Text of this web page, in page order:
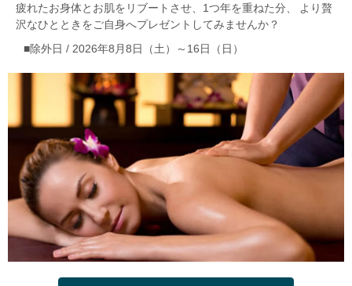
疲れたお身体とお肌をリブートさせ、1つ年を重ねた分、
より贅
沢なひとときをご自身へプレゼントしてみませんか？
■除外日 / 2026年8月8日（土）～16日（日）